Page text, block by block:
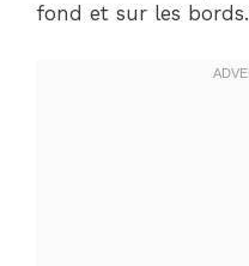
fond et sur les bords.